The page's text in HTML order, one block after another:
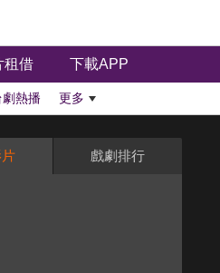
租借 下載APP
劇熱播 更多
戲劇排行